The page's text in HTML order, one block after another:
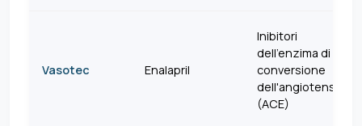
Vasotec Enalapril
Inibitori
dell'enzima di
conversione
dell'angiotensina
(ACE)